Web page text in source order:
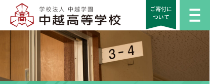
ご寄付に
ついて